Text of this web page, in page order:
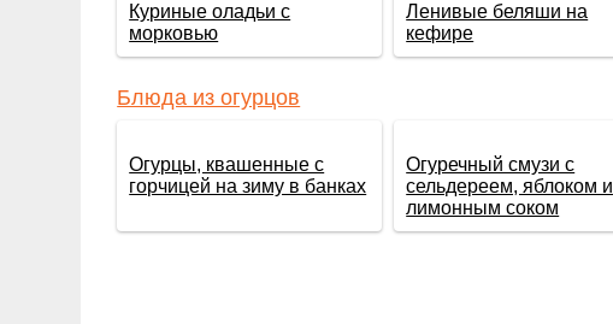
Куриные оладьи с
морковью
Ленивые беляши на
кефире
Блюда из огурцов
Огурцы, квашенные с
горчицей на зиму в банках
Огуречный смузи с
сельдереем, яблоком и
лимонным соком